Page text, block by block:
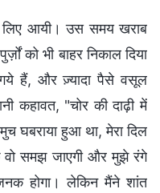
लिए आयी। उस समय खराब
को भी बाहर निकाल दिया
हैं, और ज़्यादा पैसे वसूल
कहावत, "चोर की दाढ़ी में
घबराया हुआ था, मेरा दिल
समझ जाएगी और मुझे रंगे
होगा। लेकिन मैंने शांत